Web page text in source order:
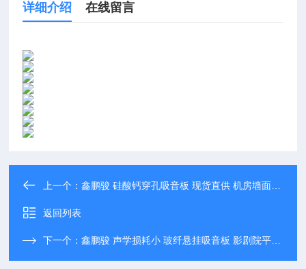
详细介绍 在线留言
上一个：鑫鹏骏 硅酸钙穿孔吸音板 现货直供 机房墙面吊顶用天花板 实力厂家
返回列表
下一个：鑫鹏骏 声学损耗小 玻纤悬挂吸音板 影剧院平衡音响效果 批量生产